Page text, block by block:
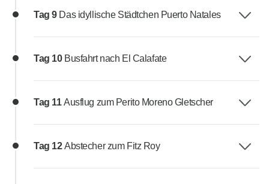
Tag 9 Das idyllische Städtchen Puerto Natales
Tag 10 Busfahrt nach El Calafate
Tag 11Ausflug zum Perito Moreno Gletscher
Tag 12Abstecher zum Fitz Roy